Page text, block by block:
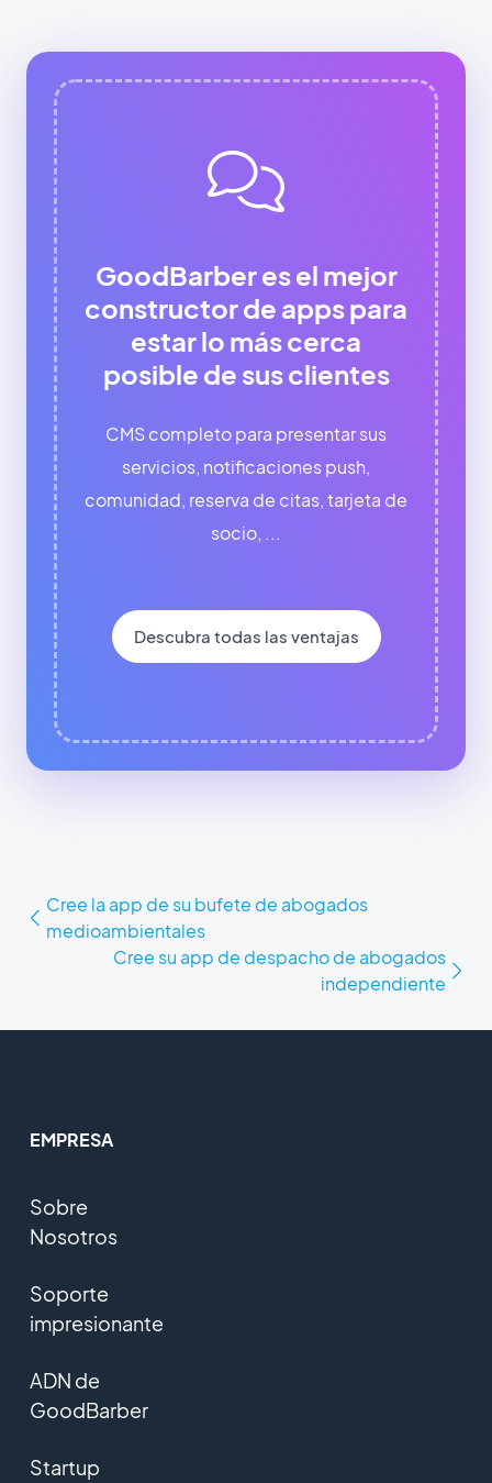
GoodBarber es el mejor
constructor de apps para
estar lo más cerca
posible de sus clientes
CMS completo para presentar sus
servicios, notificaciones push,
comunidad, reserva de citas, tarjeta de
socio, ...
Descubra todas las ventajas
Cree la app de su bufete de abogados
medioambientales
Cree su app de despacho de abogados
independiente
EMPRESA
Sobre
Nosotros
Soporte
impresionante
ADN de
GoodBarber
Startup